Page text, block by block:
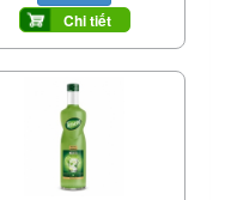
Chi tiết